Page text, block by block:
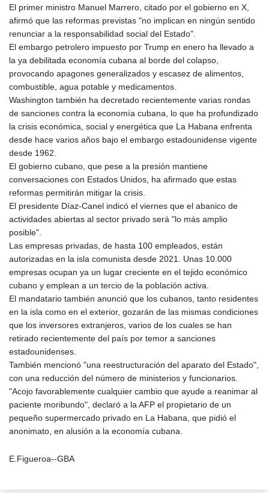
El primer ministro Manuel Marrero, citado por el gobierno en X,
afirmó que las reformas previstas "no implican en ningún sentido
renunciar a la responsabilidad social del Estado".
El embargo petrolero impuesto por Trump en enero ha llevado a
la ya debilitada economía cubana al borde del colapso,
provocando apagones generalizados y escasez de alimentos,
combustible, agua potable y medicamentos.
Washington también ha decretado recientemente varias rondas
de sanciones contra la economía cubana, lo que ha profundizado
la crisis económica, social y energética que La Habana enfrenta
desde hace varios años bajo el embargo estadounidense vigente
desde 1962.
El gobierno cubano, que pese a la presión mantiene
conversaciones con Estados Unidos, ha afirmado que estas
reformas permitirán mitigar la crisis.
El presidente Díaz-Canel indicó el viernes que el abanico de
actividades abiertas al sector privado será "lo más amplio
posible".
Las empresas privadas, de hasta 100 empleados, están
autorizadas en la isla comunista desde 2021. Unas 10.000
empresas ocupan ya un lugar creciente en el tejido económico
cubano y emplean a un tercio de la población activa.
El mandatario también anunció que los cubanos, tanto residentes
en la isla como en el exterior, gozarán de las mismas condiciones
que los inversores extranjeros, varios de los cuales se han
retirado recientemente del país por temor a sanciones
estadounidenses.
También mencionó "una reestructuración del aparato del Estado",
con una reducción del número de ministerios y funcionarios.
"Acojo favorablemente cualquier cambio que ayude a reanimar al
paciente moribundo", declaró a la AFP el propietario de un
pequeño supermercado privado en La Habana, que pidió el
anonimato, en alusión a la economía cubana.
E.Figueroa--GBA